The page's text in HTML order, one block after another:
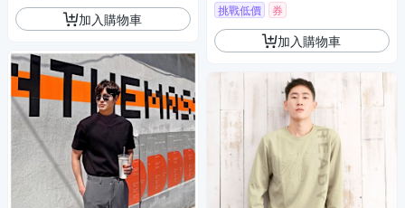
加入購物車 挑戰低價 券
加入購物車